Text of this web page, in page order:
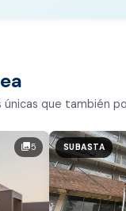
avalúa con
reales:
la propiedad en
en la zona
arriendo en el sector
que también
photo_library5 SUBASTA